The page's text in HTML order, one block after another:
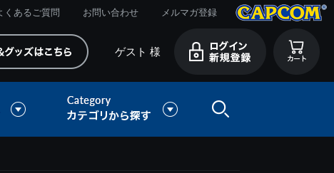
くあるご質問 お問い合わせ メルマガ登録
ゲスト 様